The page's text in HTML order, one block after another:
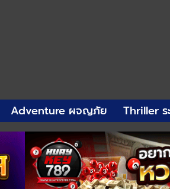
Adventure ผจญภัย Thriller